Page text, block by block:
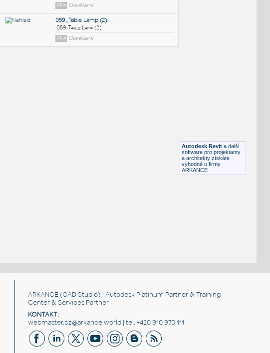
Autodesk Revit a další
software pro projektanty
a architekty získáte
výhodně u firmy
ARKANCE
ARKANCE (CAD Studio) - Autodesk Platinum Partner & Training
Center & Services Partner
KONTAKT:
webmaster.cz@arkance.world | tel. +420 910 970 111